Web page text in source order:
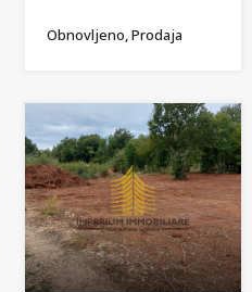
Obnovljeno, Prodaja